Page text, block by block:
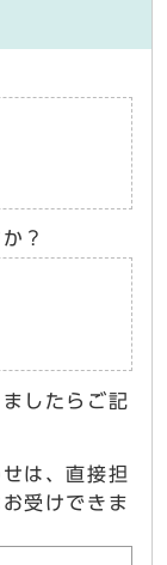
？
したらご記
は、直接担
受けできま